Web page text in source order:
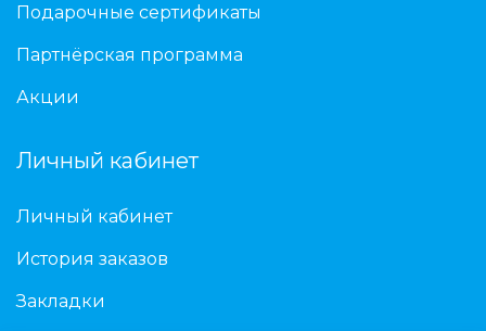
Подарочные сертификаты
Партнёрская программа
Акции
Личный кабинет
Личный кабинет
История заказов
Закладки